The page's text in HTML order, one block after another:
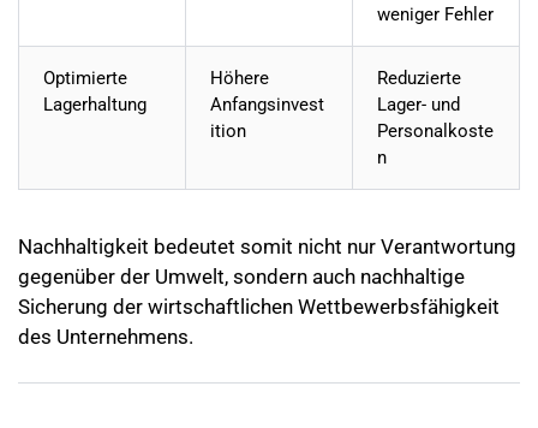
weniger Fehler
Optimierte
Lagerhaltung
Höhere
Anfangsinvest
ition
Reduzierte
Lager- und
Personalkoste
n
Nachhaltigkeit bedeutet somit nicht nur Verantwortung
gegenüber der Umwelt, sondern auch nachhaltige
Sicherung der wirtschaftlichen Wettbewerbsfähigkeit
des Unternehmens.